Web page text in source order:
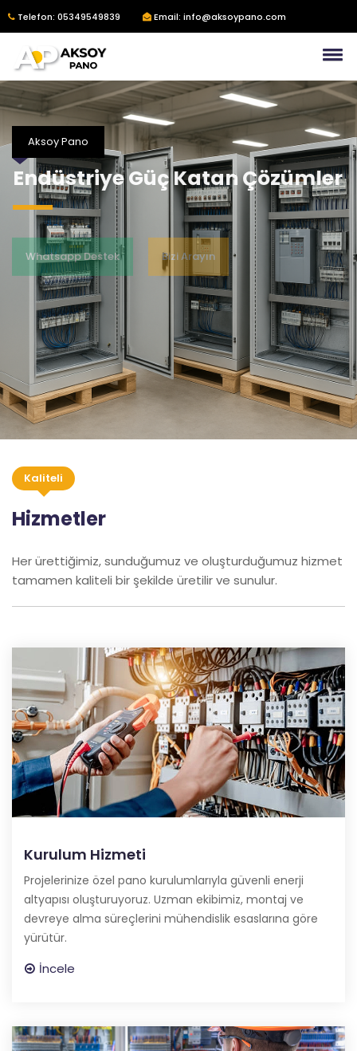
Telefon: 05349549839 Email: info@aksoypano.com
Aksoy Pano
Endüstriye Güç Katan Çözümler
Whatsapp Destek Bizi Arayın
Kaliteli
Hizmetler
Her ürettiğimiz, sunduğumuz ve oluşturduğumuz hizmet
tamamen kaliteli bir şekilde üretilir ve sunulur.
Kurulum Hizmeti
Projelerinize özel pano kurulumlarıyla güvenli enerji
altyapısı oluşturuyoruz. Uzman ekibimiz, montaj ve
devreye alma süreçlerini mühendislik esaslarına göre
yürütür.
İncele